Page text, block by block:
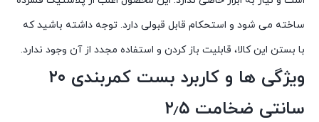
ساخته می شود و استحکام قابل قبولی دارد. توجه داشته باشید که
با بستن این کالا، قابلیت باز کردن و استفاده مجدد از آن وجود ندارد.
ویژگی ها و کاربرد بست کمربندی ۲۰
سانتی ضخامت ۲٫۵